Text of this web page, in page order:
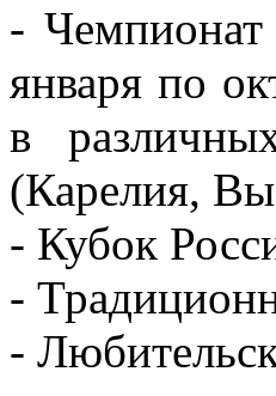
- Чемпионат
января по
в
(Карелия,
- Кубок
-
-